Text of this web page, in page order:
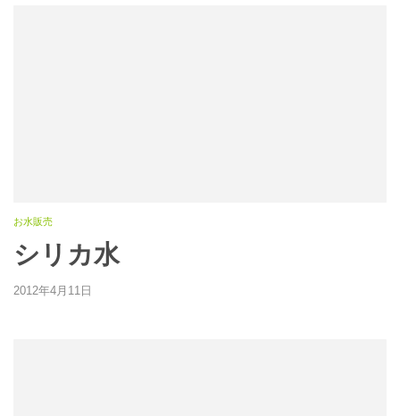
お水販売
シリカ水
2012年4月11日